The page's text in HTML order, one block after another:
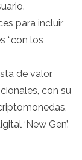
para incluir
“con los
de valor,
con su
‘New Gen’.